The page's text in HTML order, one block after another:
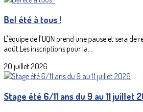
Bel été à tous !
L'équipe de l'UQN prend une pause et sera de
août.Les inscriptions pour la...
20 juillet 2026
Stage été 6/11 ans du 9 au 11 juillet